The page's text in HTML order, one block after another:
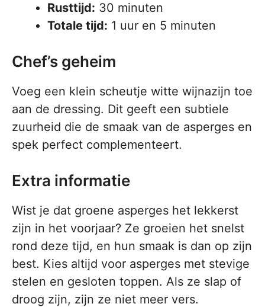
Rusttijd: 30 minuten
Totale tijd: 1 uur en 5 minuten
Chef’s geheim
Voeg een klein scheutje witte wijnazijn toe
aan de dressing. Dit geeft een subtiele
zuurheid die de smaak van de asperges en
spek perfect complementeert.
Extra informatie
Wist je dat groene asperges het lekkerst
zijn in het voorjaar? Ze groeien het snelst
rond deze tijd, en hun smaak is dan op zijn
best. Kies altijd voor asperges met stevige
stelen en gesloten toppen. Als ze slap of
droog zijn, zijn ze niet meer vers.